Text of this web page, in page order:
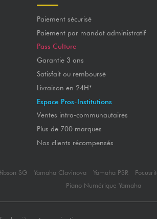
Paiement sécurisé
Paiement par mandat administratif
Pass Culture
Garantie 3 ans
Satisfait ou remboursé
Livraison en 24H*
Espace Pros-Institutions
Ventes intra-communautaires
Plus de 700 marques
Nos clients récompensés
SG Yamaha Clavinova Yamaha PSR
Piano Numérique Yamaha